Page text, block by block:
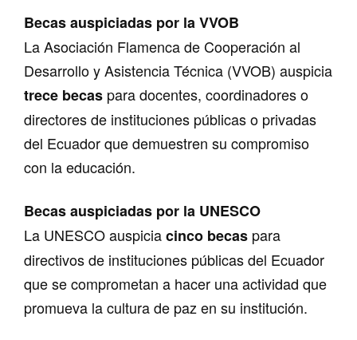
Becas auspiciadas por la VVOB
La Asociación Flamenca de Cooperación al
Desarrollo y Asistencia Técnica (VVOB) auspicia
trece becas para docentes, coordinadores o
directores de instituciones públicas o privadas
del Ecuador que demuestren su compromiso
con la educación.
Becas auspiciadas por la UNESCO
La UNESCO auspiciacinco becas para
directivos de instituciones públicas del Ecuador
que se comprometan a hacer una actividad que
promueva la cultura de paz en su institución.